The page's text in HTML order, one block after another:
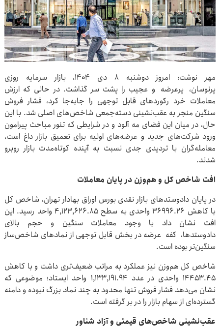
مهر نوشت: امروز دوشنبه ۸ دی ۱۴۰۴، بازار سرمایه روزی
پرنوسان، پرعرضه و عجیب را پشت سر گذاشت. در حالی که ارزش
معاملات خرد رکوردهای قابل توجهی را جابه‌جا کرد، فشار فروش
سنگین منجر به عقب‌نشینی دسته‌جمعی شاخص‌های اصلی شد. با این
حال، در میان این فضای مه آلود و در شرایطی که تنور مباحث پیرامون
ورود شرکت‌های جدید و عرضه‌های اولیه برای تعمیق بازار داغ است،
معامله‌گران با تردیدی جدی نسبت به آینده کوتاه‌مدت بازار روبرو
شدند.
افت شاخص کل و هم‌وزن در پایان معاملات
در پایان دادوستدهای بازار نقدی بورس اوراق بهادار تهران، شاخص کل
با کاهش ۳۶۹۹۶.۲۶ واحدی به سطح ۴,۱۲۳,۶۲۶.۸۵ واحد رسید. این
افت نشان داد با وجود معاملات سنگین و حجم بالای
دادوستدها، کفه عرضه در بخش قابل توجهی از نمادهای شاخص‌ساز
سنگین‌تر بوده است.
شاخص کل هم‌وزن نیز عملکرد به مراتب ضعیف‌تری داشت و با کاهش
۱۴۴۵۳.۴۵ واحدی در عدد ۱,۱۳۳,۱۹۱.۹۴ واحد ایستاد؛ موضوعی که
نشان می‌دهد فشار فروش تنها محدود به چند نماد بزرگ نبوده و دامنه
گسترده‌ای از سهام بازار را در بر گرفته است.
عقب‌نشینی شاخص‌های قیمتی و آزاد شناور